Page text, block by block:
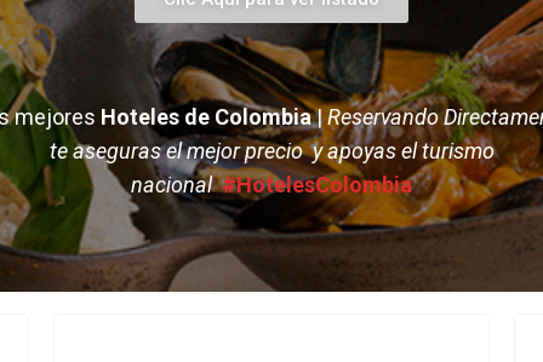
mejores Hoteles de Colombia|Reservando
te aseguras el mejor precio y apoyas el turismo
nacional #HotelesColombia